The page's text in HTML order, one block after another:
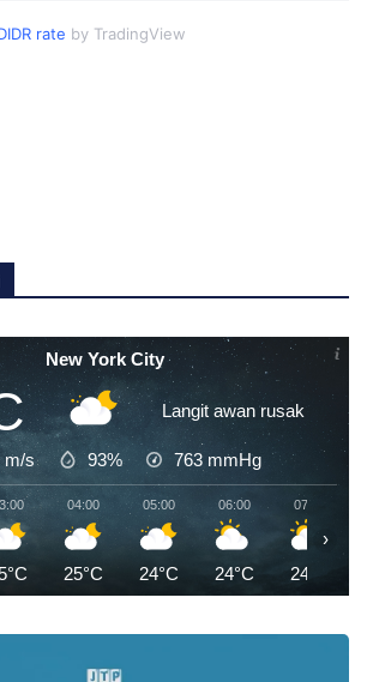
rate by TradingView
New York City
Langit awan rusak
m/s 93% 763 mmHg
04:00
25°C
05:00
24°C
06:00
24°C
07:00
24°C
›